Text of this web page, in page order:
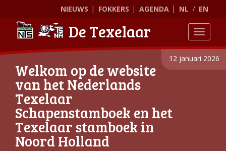
NIEUWS FOKKERS AGENDA NL EN
De Texelaar
12 januari 2026
Welkom op de website
van het Nederlands
Texelaar
Schapenstamboek en het
Texelaar stamboek in
Noord Holland